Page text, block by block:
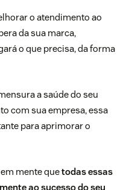
o atendimento ao
da sua marca,
o que precisa, da forma
a saúde do seu
com sua empresa, essa
para aprimorar o
mente quetodas essas
ao sucesso do seu